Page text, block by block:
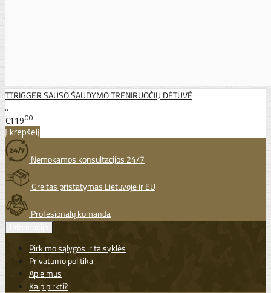
TTRIGGER SAUSO ŠAUDYMO TRENIRUOČIŲ DĖTUVĖ
..
€11900
Į krepšelį
Nemokamos konsultacijos 24/7
Greitas pristatymas Lietuvoje ir EU
Profesionalų komanda
Pirkimo sąlygos ir taisyklės
Privatumo politika
Apie mus
Kaip pirkti?